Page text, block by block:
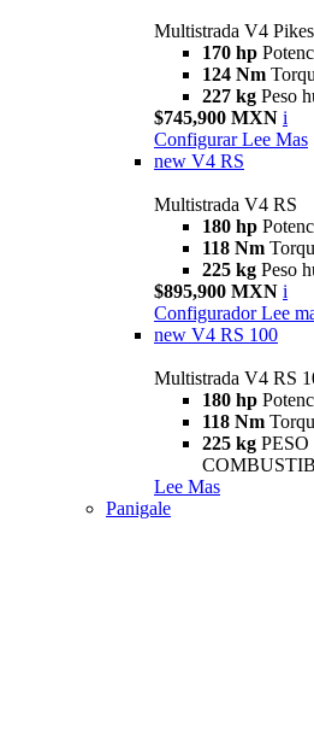
Multistrada V4
170 hp
124 Nm
227 kg Peso
$745,900 MXN i
Configurar Lee Mas
new V4 RS
Multistrada V4 RS
180 hp
118 Nm
225 kg Peso
$895,900 MXN i
Configurador Lee
new V4 RS 100
Multistrada V4 RS
180 hp
118 Nm
225 kg
Lee Mas
Panigale